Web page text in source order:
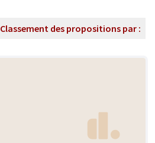
Classement des propositions par :